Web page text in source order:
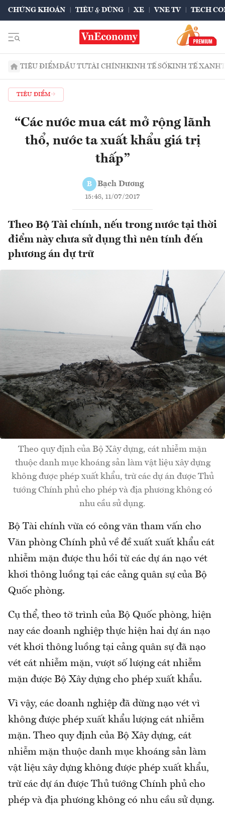
CHỨNG KHOÁN TIÊU & DÙNG XE VNE TV TECH
TIÊU ĐIỂMĐẦU TƯTÀI CHÍNHKINH TẾ SỐKINH TẾ XANH
TIÊU ĐIỂM
“Các nước mua cát mở rộng lãnh
thổ, nước ta xuất khẩu giá trị
thấp”
B Bạch Dương
15:48, 11/07/2017
Theo Bộ Tài chính, nếu trong nước tại thời
điểm này chưa sử dụng thì nên tính đến
phương án dự trữ
Theo quy định của Bộ Xây dựng, cát nhiễm mặn
thuộc danh mục khoáng sản làm vật liệu xây dựng
không được phép xuất khẩu, trừ các dự án được Thủ
tướng Chính phủ cho phép và địa phương không có
nhu cầu sử dụng.
Bộ Tài chính vừa có công văn tham vấn cho
Văn phòng Chính phủ về đề xuất xuất khẩu cát
nhiễm mặn được thu hồi từ các dự án nạo vét
khơi thông luồng tại các cảng quân sự của Bộ
Quốc phòng.
Cụ thể, theo tờ trình của Bộ Quốc phòng, hiện
nay các doanh nghiệp thực hiện hai dự án nạo
vét khơi thông luồng tại cảng quân sự đã nạo
vét cát nhiễm mặn, vượt số lượng cát nhiễm
mặn được Bộ Xây dựng cho phép xuất khẩu.
Vì vậy, các doanh nghiệp đã dừng nạo vét vì
không được phép xuất khẩu lượng cát nhiễm
mặn. Theo quy định của Bộ Xây dựng, cát
nhiễm mặn thuộc danh mục khoáng sản làm
vật liệu xây dựng không được phép xuất khẩu,
trừ các dự án được Thủ tướng Chính phủ cho
phép và địa phương không có nhu cầu sử dụng.